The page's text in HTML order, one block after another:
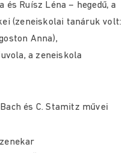
és Ruísz Léna – hegedű, a
(zeneiskolai tanáruk volt:
Anna),
a zeneiskola
és C. Stamitz művei